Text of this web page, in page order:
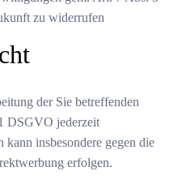
zu widerrufen
der Sie betreffenden
DSGVO jederzeit
insbesondere gegen die
erfolgen.